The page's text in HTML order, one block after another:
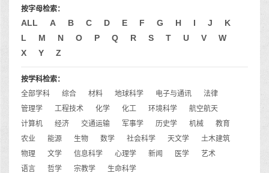
按字母检索：
ALL A B C D E F G H I J
K
L
M N O P Q R S T U V
W
X
Y Z
按学科检索：
全部学科
综合 材料 地球科学 电子与通讯
法律
管理学
工程技术 化学 化工 环境科学
航空航天
计算机
经济 交通运输 军事学 历史学 机械
教育
农业
能源 生物 数学 社会科学 天文学
土木建筑
物理
文学 信息科学 心理学 新闻 医学
艺术
语言
哲学 宗教学 生命科学